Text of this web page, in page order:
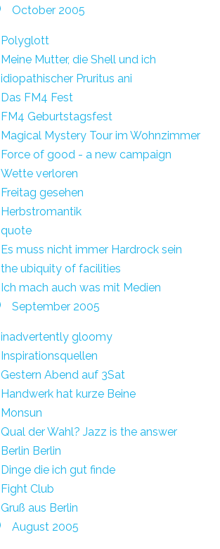
October 2005
Polyglott
Meine Mutter, die Shell und ich
idiopathischer Pruritus ani
Das FM4 Fest
FM4 Geburtstagsfest
Magical Mystery Tour im Wohnzimmer
Force of good - a new campaign
Wette verloren
Freitag gesehen
Herbstromantik
quote
Es muss nicht immer Hardrock sein
the ubiquity of facilities
Ich mach auch was mit Medien
September 2005
inadvertently gloomy
Inspirationsquellen
Gestern Abend auf 3Sat
Handwerk hat kurze Beine
Monsun
Qual der Wahl? Jazz is the answer
Berlin Berlin
Dinge die ich gut finde
Fight Club
Gruß aus Berlin
August 2005